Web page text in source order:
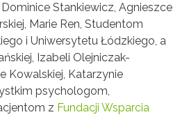
Stankiewicz, Agnieszce
Marie Ren, Studentom
i Uniwersytetu Łódzkiego, a
Izabeli Olejniczak-
Kowalskiej, Katarzynie
psychologom,
z Fundacji Wsparcia